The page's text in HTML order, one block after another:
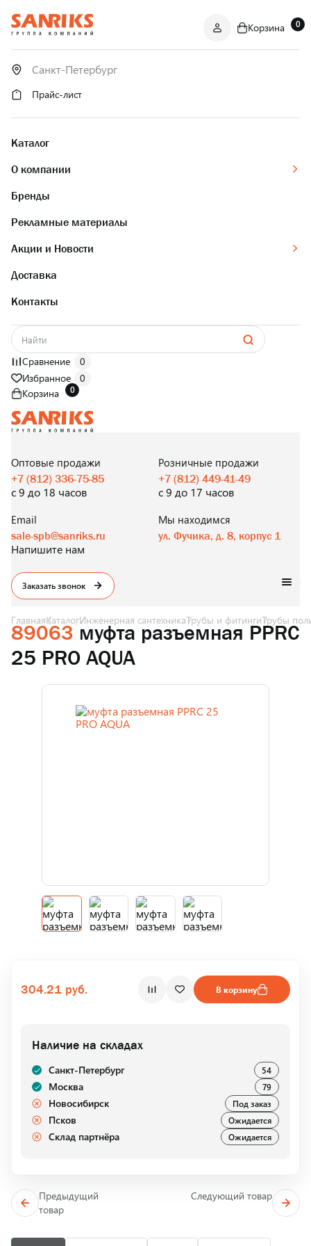
ОПТОМ
И В РОЗНИЦУ
Корзина 0
Прайс-лист
Каталог
О компании
Бренды
Рекламные материалы
Акции и Новости
Доставка
Контакты
Сравнение
0
Избранное
0
Корзина
0
И В РОЗНИЦУ
Оптовые продажи
+7 (812) 336-75-85
с 9 до 18 часов
Розничные продажи
+7 (812) 449-41-49
с 9 до 17 часов
Email
sale-spb@sanriks.ru
Напишите нам
Мы находимся
ул. Фучика, д. 8, корпус 1
Заказать звонок
ГлавнаяКаталогИнженерная сантехникаТрубы и фитингиТрубы
89063 муфта разъемная PPRC
25 PRO AQUA
304.21 руб. В корзину
Наличие на складах
Санкт-Петербург 54
Москва 79
Новосибирск Под заказ
Псков Ожидается
Склад партнёра Ожидается
Предыдущий
товар
Следующий товар